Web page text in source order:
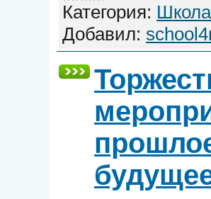
Категория: Школа
Добавил: